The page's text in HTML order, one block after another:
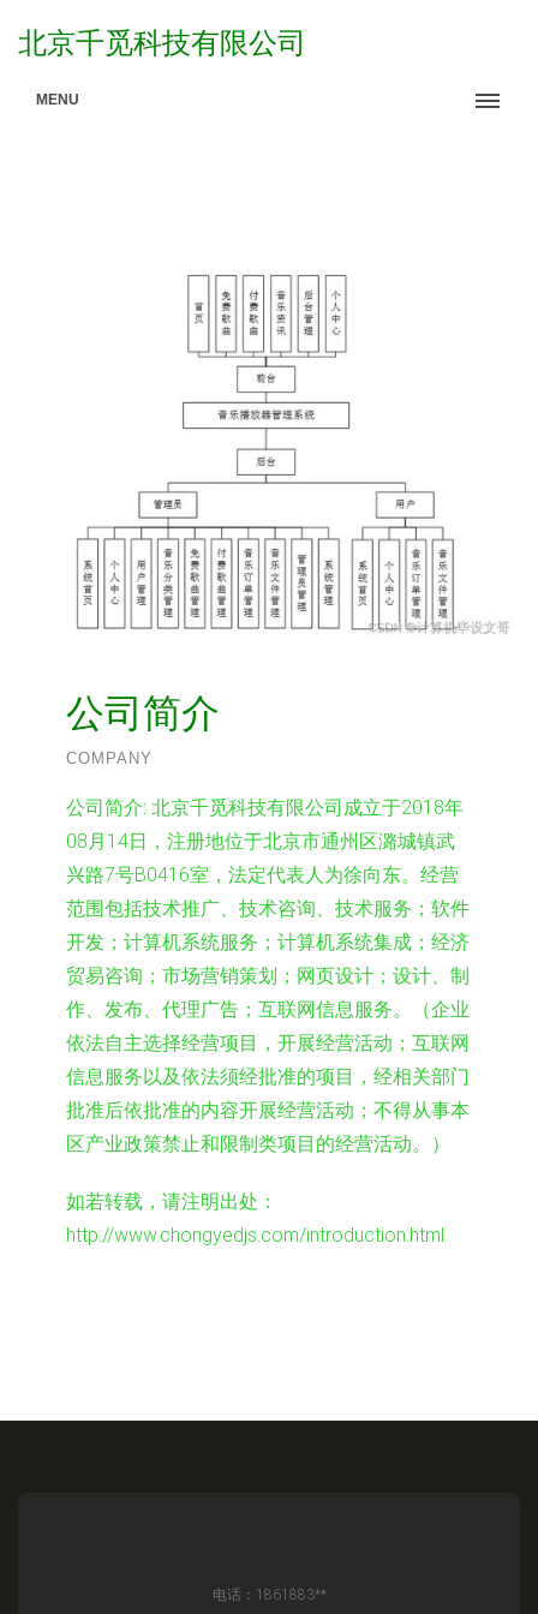
北京千觅科技有限公司
MENU
公司简介
COMPANY
公司简介: 北京千觅科技有限公司成立于2018年
08月14日，注册地位于北京市通州区潞城镇武
兴路7号B0416室，法定代表人为徐向东。经营
范围包括技术推广、技术咨询、技术服务；软件
开发；计算机系统服务；计算机系统集成；经济
贸易咨询；市场营销策划；网页设计；设计、制
作、发布、代理广告；互联网信息服务。（企业
依法自主选择经营项目，开展经营活动；互联网
信息服务以及依法须经批准的项目，经相关部门
批准后依批准的内容开展经营活动；不得从事本
区产业政策禁止和限制类项目的经营活动。）
如若转载，请注明出处：
http://www.chongyedjs.com/introduction.html
电话：1861883**